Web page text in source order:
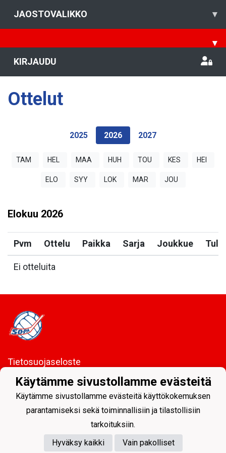
JAOSTOVALIKKO ▾
▾
KIRJAUDU
Ottelut
2025 2026 2027
TAM HEL MAA HUH TOU KES HEI
ELO SYY LOK MAR JOU
Elokuu 2026
Pvm Ottelu Paikka Sarja Joukkue
Ei otteluita
Tietosuojaseloste
Sodankylän Pallo ry - Nuorissa on tulevaisuus
Powered by
Käytämme sivustollamme evästeitä
Käytämme sivustollamme evästeitä käyttökokemuksen
parantamiseksi sekä toiminnallisiin ja tilastollisiin
tarkoituksiin.
Hyväksy kaikki
Vain pakolliset